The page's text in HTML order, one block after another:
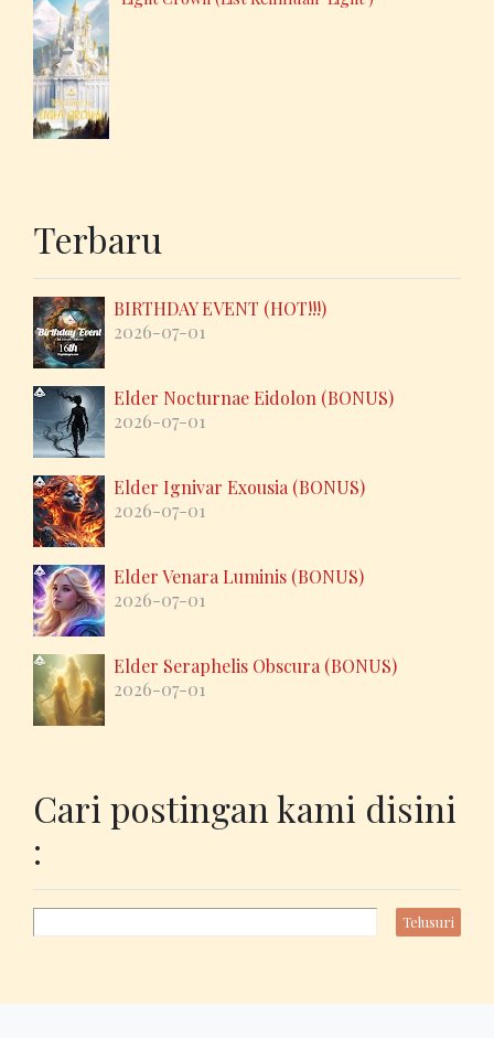
Terbaru
BIRTHDAY EVENT (HOT!!!)
2026-07-01
Elder Nocturnae Eidolon (BONUS)
2026-07-01
Elder Ignivar Exousia (BONUS)
2026-07-01
Elder Venara Luminis (BONUS)
2026-07-01
Elder Seraphelis Obscura (BONUS)
2026-07-01
Cari postingan kami disini
: